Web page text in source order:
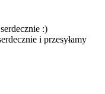
:)
i przesyłamy